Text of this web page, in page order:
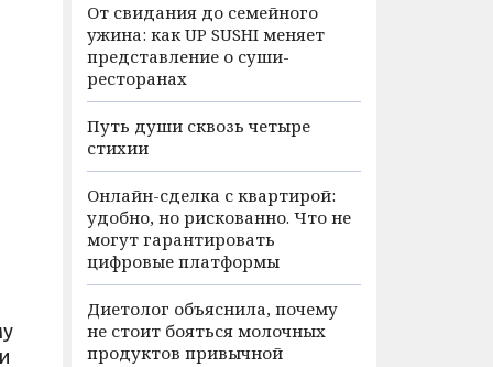
От свидания до семейного
ужина: как UP SUSHI меняет
представление о суши-
ресторанах
Путь души сквозь четыре
стихии
Онлайн-сделка с квартирой:
удобно, но рискованно. Что не
могут гарантировать
цифровые платформы
Диетолог объяснила, почему
не стоит бояться молочных
продуктов привычной